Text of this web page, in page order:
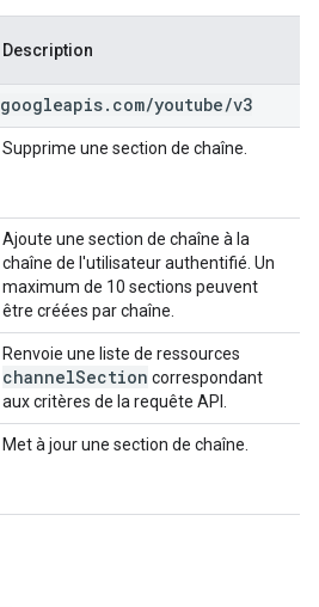
Description
googleapis. com/youtube/v3
Supprime une section de chaîne.
Ajoute une section de chaîne à la
chaîne de l'utilisateur authentifié. Un
maximum de 10 sections peuvent
être créées par chaîne.
Renvoie une liste de ressources
channelSection correspondant
aux critères de la requête API.
Met à jour une section de chaîne.